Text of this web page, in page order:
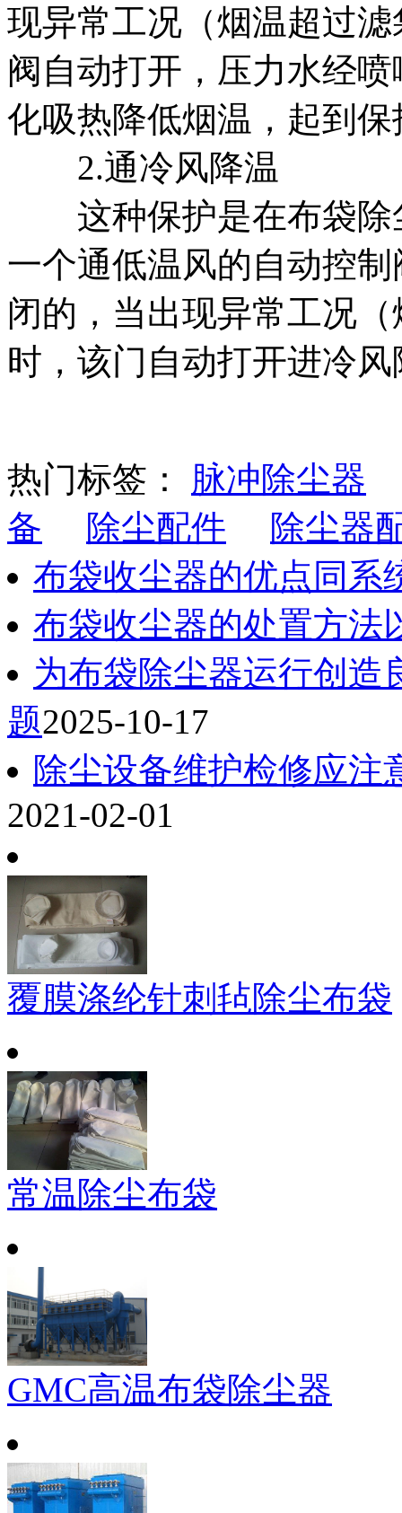
现异常工况（烟温超过
阀自动打开，压力水经
化吸热降低烟温，起到
2.通冷风降温
这种保护是在布袋除
一个通低温风的自动控
闭的，当出现异常工况
时，该门自动打开进冷
热门标签： 脉冲除尘器
备
除尘配件
除尘器
布袋收尘器的优点同系
布袋收尘器的处置方法
为布袋除尘器运行创造
题2025-10-17
除尘设备维护检修应注
2021-02-01
覆膜涤纶针刺毡除尘布袋
常温除尘布袋
GMC高温布袋除尘器